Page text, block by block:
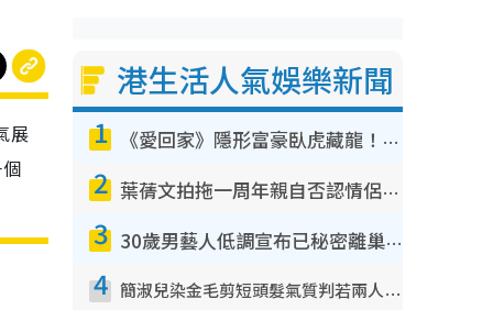
展
港生活人氣娛樂新聞
1 《愛回家》隱形富豪臥虎藏龍！盤點12位財氣逼人的有錢藝人：呢位靚女3億身家唔憂做
2 葉蒨文拍拖一周年親自否認情侶關係？！被質疑感情造假竟稱GM「普通同事」
3 30歲男藝人低調宣布已秘密離巢！人氣急跌變失蹤人口︰「這幾年過得並不容易」
4 簡淑兒染金毛剪短頭髮氣質判若兩人！嚇壞老公麥大力都認唔出：「你做咩事？」